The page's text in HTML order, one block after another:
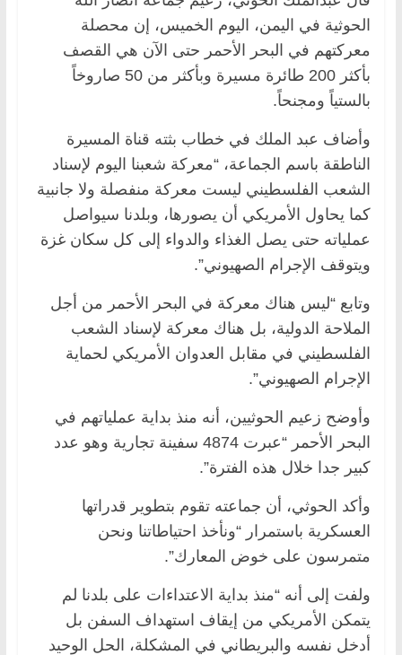
الحوثية في اليمن، اليوم الخميس، إن محصلة
معركتهم في البحر الأحمر حتى الآن هي القصف
بأكثر 200 طائرة مسيرة وبأكثر من 50 صاروخاً
بالستياً ومجنحاً.
وأضاف عبد الملك في خطاب بثته قناة المسيرة
الناطقة باسم الجماعة، “معركة شعبنا اليوم لإسناد
الشعب الفلسطيني ليست معركة منفصلة ولا جانبية
كما يحاول الأمريكي أن يصورها، وبلدنا سيواصل
عملياته حتى يصل الغذاء والدواء إلى كل سكان غزة
ويتوقف الإجرام الصهيوني”.
وتابع “ليس هناك معركة في البحر الأحمر من أجل
الملاحة الدولية، بل هناك معركة لإسناد الشعب
الفلسطيني في مقابل العدوان الأمريكي لحماية
الإجرام الصهيوني”.
وأوضح زعيم الحوثيين، أنه منذ بداية عملياتهم في
البحر الأحمر “عبرت 4874 سفينة تجارية وهو عدد
كبير جدا خلال هذه الفترة”.
وأكد الحوثي، أن جماعته تقوم بتطوير قدراتها
العسكرية باستمرار “ونأخذ احتياطاتنا ونحن
متمرسون على خوض المعارك”.
ولفت إلى أنه “منذ بداية الاعتداءات على بلدنا لم
يتمكن الأمريكي من إيقاف استهداف السفن بل
أدخل نفسه والبريطاني في المشكلة، الحل الوحيد